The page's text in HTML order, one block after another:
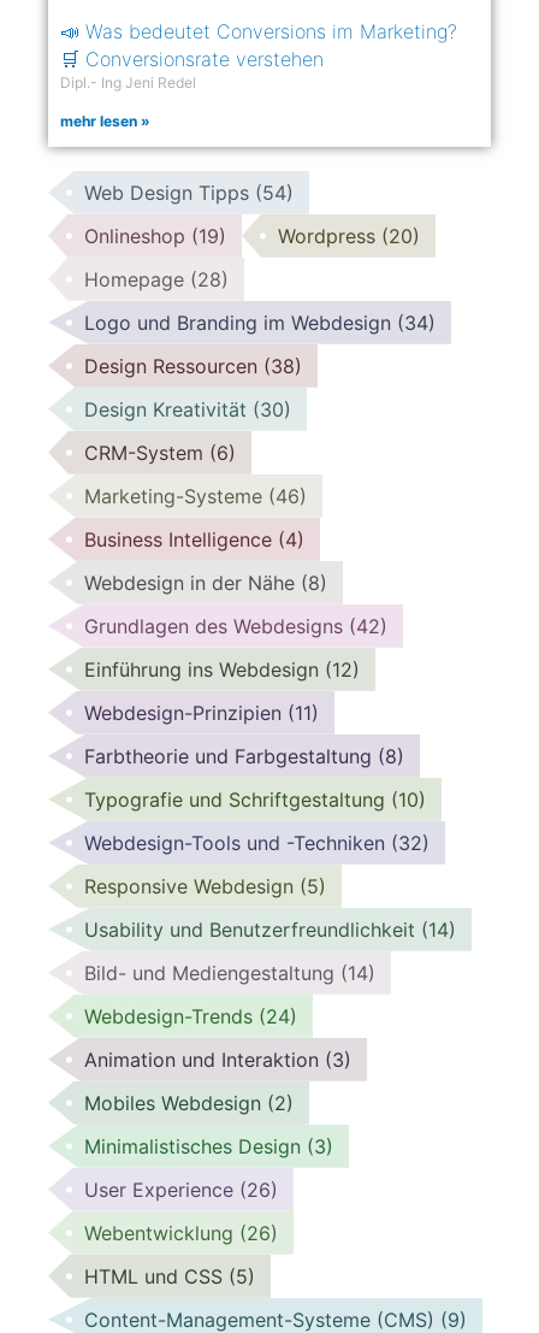
📣 Was bedeutet Conversions im Marketing?
🛒 Conversionsrate verstehen
Dipl.- Ing Jeni Redel
mehr lesen »
Web Design Tipps (54)
Onlineshop (19) Wordpress (20)
Homepage (28)
Logo und Branding im Webdesign (34)
Design Ressourcen (38)
Design Kreativität (30)
CRM-System (6)
Marketing-Systeme (46)
Business Intelligence (4)
Webdesign in der Nähe (8)
Grundlagen des Webdesigns (42)
Einführung ins Webdesign (12)
Webdesign-Prinzipien (11)
Farbtheorie und Farbgestaltung (8)
Typografie und Schriftgestaltung (10)
Webdesign-Tools und -Techniken (32)
Responsive Webdesign (5)
Usability und Benutzerfreundlichkeit (14)
Bild- und Mediengestaltung (14)
Webdesign-Trends (24)
Animation und Interaktion (3)
Mobiles Webdesign (2)
Minimalistisches Design (3)
User Experience (26)
Webentwicklung (26)
HTML und CSS (5)
Content-Management-Systeme (CMS) (9)